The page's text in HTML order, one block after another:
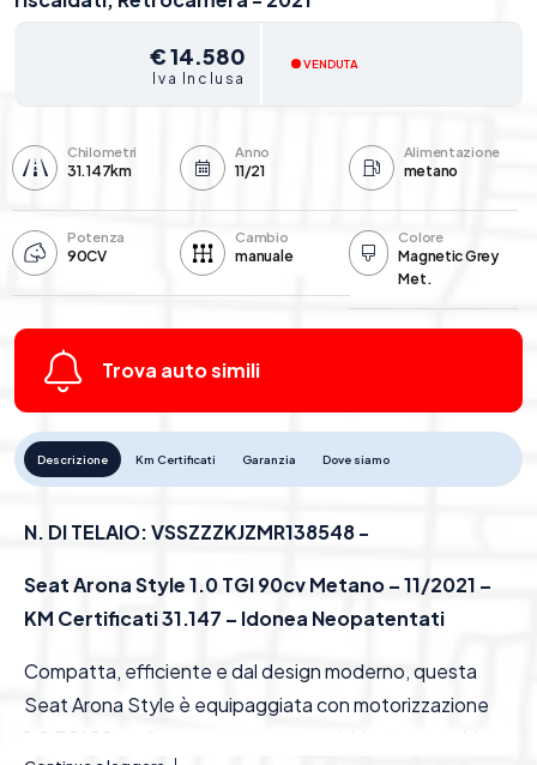
€ 14.580
Iva Inclusa
VENDUTA
Chilometri
31.147km
Anno
11/21
Alimentazione
metano
Potenza
90CV
Cambio
manuale
Colore
Magnetic Grey
Met.
Trova auto simili
Descrizione Km Certificati Garanzia Dove siamo
N. DI TELAIO: VSSZZZKJZMR138548 -
Seat Arona Style 1.0 TGI 90cv Metano – 11/2021 –
KM Certificati 31.147 – Idonea Neopatentati
Compatta, efficiente e dal design moderno, questa
Seat Arona Style è equipaggiata con motorizzazione
1.0 TGI 90cv alimentata a metano, abbinata a cambio